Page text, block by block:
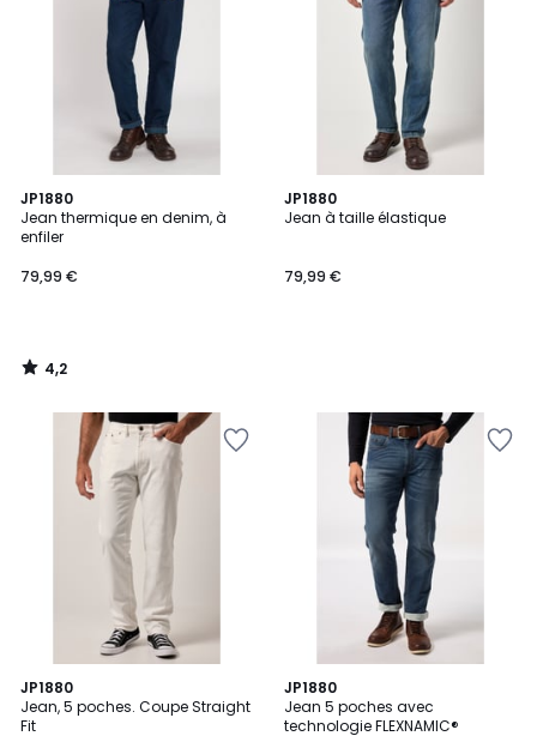
JP1880
Jean thermique en denim, à
enfiler
79,99 €
4,2
/ 5
4,2
/
JP1880
Jean à taille élastique
79,99 €
JP1880
Jean, 5 poches. Coupe Straight
Fit
JP1880
Jean 5 poches avec
technologie FLEXNAMIC®